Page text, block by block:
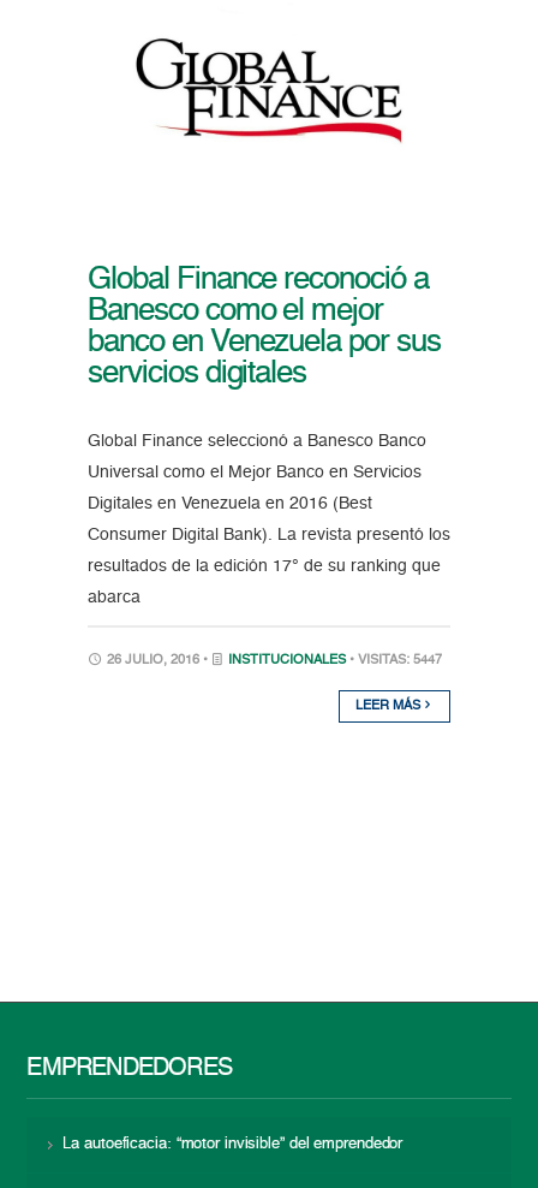
Global Finance reconoció a
Banesco como el mejor
banco en Venezuela por sus
servicios digitales
Global Finance seleccionó a Banesco Banco
Universal como el Mejor Banco en Servicios
Digitales en Venezuela en 2016 (Best
Consumer Digital Bank). La revista presentó los
resultados de la edición 17° de su ranking que
abarca
26 JULIO, 2016 • INSTITUCIONALES • VISITAS: 5447
LEER MÁS
EMPRENDEDORES
La autoeficacia: “motor invisible” del emprendedor